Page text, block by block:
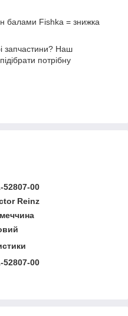
балами Fishka = знижка
запчастини? Наш
потрібну
52807-00
Reinz
52807-00